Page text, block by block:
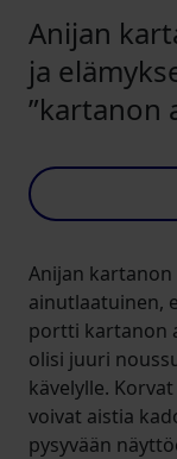
Anijan
ja
”kartanon
Anijan
ainutlaatuinen,
portti kartanon
olisi juuri
kävelylle.
voivat aistia
pysyvään